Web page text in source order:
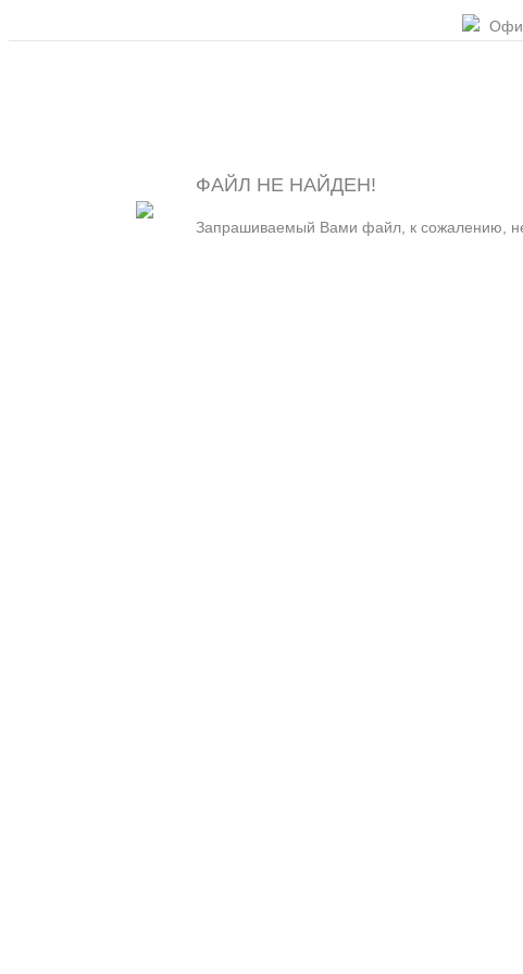
ФАЙЛ НЕ НАЙДЕН!
Запрашиваемый Вами файл, к сожалению,